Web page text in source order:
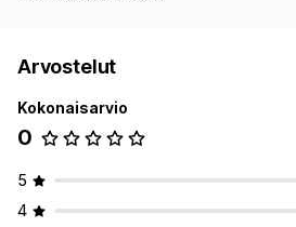
Arvostelut
Kokonaisarvio
0
5
4